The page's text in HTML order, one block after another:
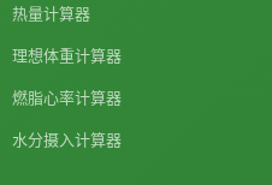
热量计算器
理想体重计算器
燃脂心率计算器
水分摄入计算器